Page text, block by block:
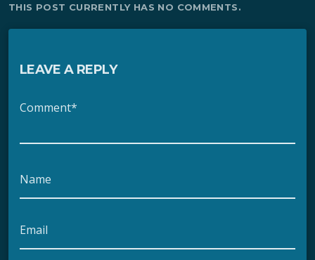
THIS POST CURRENTLY HAS NO COMMENTS.
LEAVE A REPLY
Comment*
Name
Email